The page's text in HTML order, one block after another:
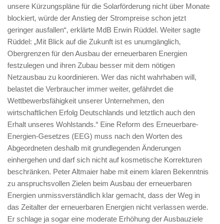
unsere Kürzungspläne für die Solarförderung nicht über Monate
blockiert, würde der Anstieg der Strompreise schon jetzt
geringer ausfallen“, erklärte MdB Erwin Rüddel. Weiter sagte
Rüddel: „Mit Blick auf die Zukunft ist es unumgänglich,
Obergrenzen für den Ausbau der erneuerbaren Energien
festzulegen und ihren Zubau besser mit dem nötigen
Netzausbau zu koordinieren. Wer das nicht wahrhaben will,
belastet die Verbraucher immer weiter, gefährdet die
Wettbewerbsfähigkeit unserer Unternehmen, den
wirtschaftlichen Erfolg Deutschlands und letztlich auch den
Erhalt unseres Wohlstands.“ Eine Reform des Erneuerbare-
Energien-Gesetzes (EEG) muss nach den Worten des
Abgeordneten deshalb mit grundlegenden Änderungen
einhergehen und darf sich nicht auf kosmetische Korrekturen
beschränken. Peter Altmaier habe mit einem klaren Bekenntnis
zu anspruchsvollen Zielen beim Ausbau der erneuerbaren
Energien unmissverständlich klar gemacht, dass der Weg in
das Zeitalter der erneuerbaren Energien nicht verlassen werde.
Er schlage ja sogar eine moderate Erhöhung der Ausbauziele